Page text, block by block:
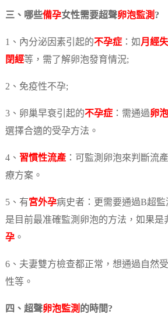
三、哪些備孕女性需要超聲卵泡監測 ?
1、內分泌因素引起的不孕症：如月經
閉經等，需了解卵泡發育情況;
2、免疫性不孕;
3、卵巢早衰引起的不孕症：需通過卵
選擇合適的受孕方法。
4、 習慣性流產：可監測卵泡來判斷流
療方案。
5、有宮外孕病史者：更需要通過B超監
是目前最准確監測卵泡的方法，如果是
孕。
6、夫妻雙方檢查都正常，想通過自然
性等。
四、超聲卵泡監測 的時間?